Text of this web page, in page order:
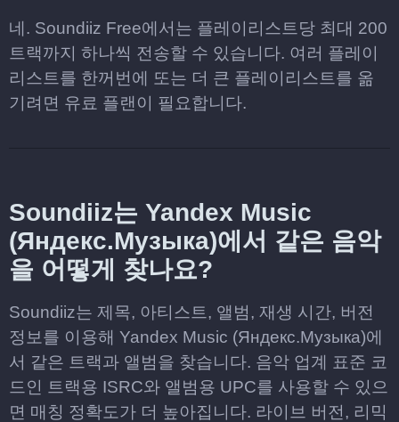
네. Soundiiz Free에서는 플레이리스트당 최대 200
트랙까지 하나씩 전송할 수 있습니다. 여러 플레이
리스트를 한꺼번에 또는 더 큰 플레이리스트를 옮
기려면 유료 플랜이 필요합니다.
Soundiiz는 Yandex Music
(Яндекс.Музыка)에서 같은 음악
을 어떻게 찾나요?
Soundiiz는 제목, 아티스트, 앨범, 재생 시간, 버전
정보를 이용해 Yandex Music (Яндекс.Музыка)에
서 같은 트랙과 앨범을 찾습니다. 음악 업계 표준 코
드인 트랙용 ISRC와 앨범용 UPC를 사용할 수 있으
면 매칭 정확도가 더 높아집니다. 라이브 버전, 리믹